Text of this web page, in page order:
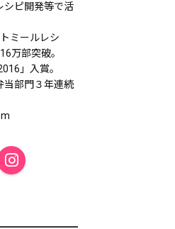
シピ開発等で活
ミールレシ
万部突破。
」入賞。
当部門３年連続